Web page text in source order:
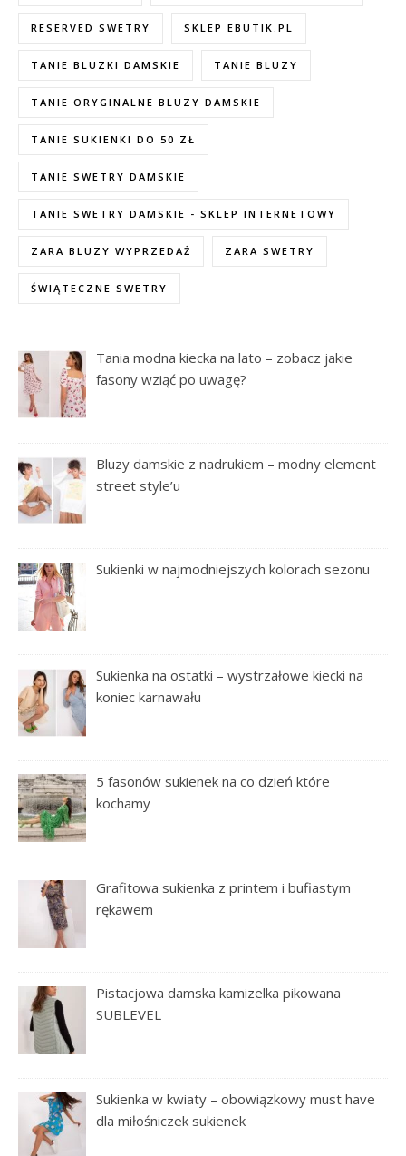
RESERVED SWETRY SKLEP EBUTIK.PL
TANIE BLUZKI DAMSKIE TANIE BLUZY
TANIE ORYGINALNE BLUZY DAMSKIE
TANIE SUKIENKI DO 50 ZŁ
TANIE SWETRY DAMSKIE
TANIE SWETRY DAMSKIE - SKLEP INTERNETOWY
ZARA BLUZY WYPRZEDAŻ ZARA SWETRY
ŚWIĄTECZNE SWETRY
Tania modna kiecka na lato – zobacz jakie
fasony wziąć po uwagę?
Bluzy damskie z nadrukiem – modny element
street style’u
Sukienki w najmodniejszych kolorach sezonu
Sukienka na ostatki – wystrzałowe kiecki na
koniec karnawału
5 fasonów sukienek na co dzień które
kochamy
Grafitowa sukienka z printem i bufiastym
rękawem
Pistacjowa damska kamizelka pikowana
SUBLEVEL
Sukienka w kwiaty – obowiązkowy must have
dla miłośniczek sukienek